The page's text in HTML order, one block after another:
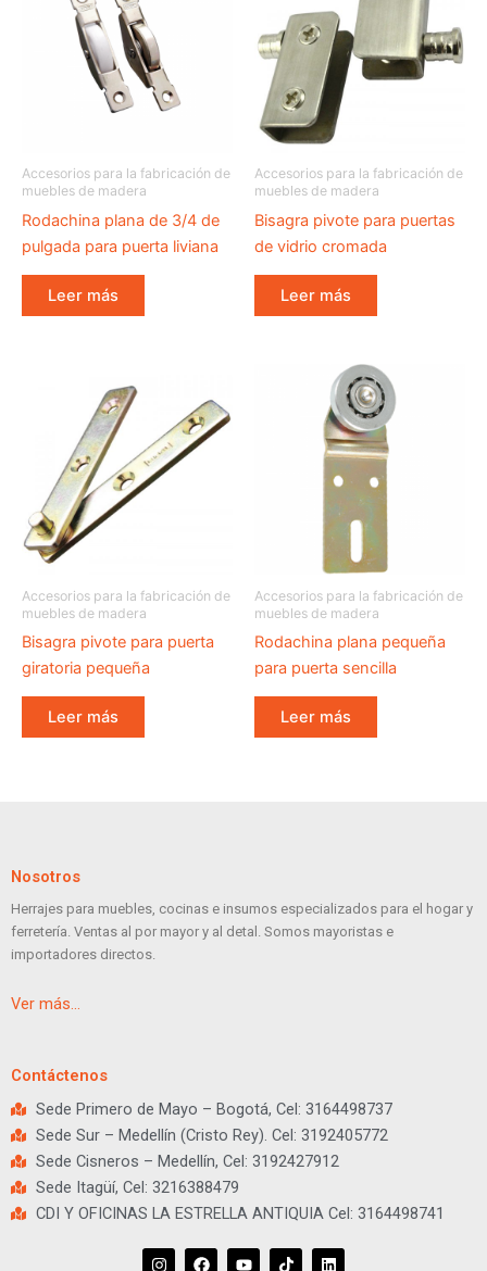
Accesorios para la fabricación de
muebles de madera
Rodachina plana de 3/4 de
pulgada para puerta liviana
Leer más
Accesorios para la fabricación de
muebles de madera
Bisagra pivote para puertas
de vidrio cromada
Leer más
Accesorios para la fabricación de
muebles de madera
Bisagra pivote para puerta
giratoria pequeña
Leer más
Accesorios para la fabricación de
muebles de madera
Rodachina plana pequeña
para puerta sencilla
Leer más
Nosotros
Herrajes para muebles, cocinas e insumos especializados para el hogar y
ferretería. Ventas al por mayor y al detal. Somos mayoristas e
importadores directos.
Ver más…
Contáctenos
Sede Primero de Mayo – Bogotá, Cel: 3164498737
Sede Sur – Medellín (Cristo Rey). Cel: 3192405772
Sede Cisneros – Medellín, Cel: 3192427912
Sede Itagüí, Cel: 3216388479
CDI Y OFICINAS LA ESTRELLA ANTIQUIA Cel: 3164498741
I F Y T L